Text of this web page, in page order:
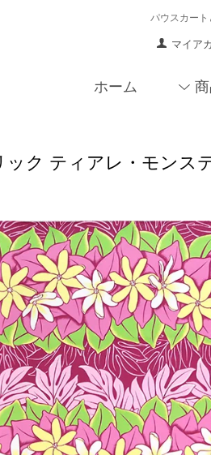
パウスカー
マイア
ホーム
ク ティアレ・モンス